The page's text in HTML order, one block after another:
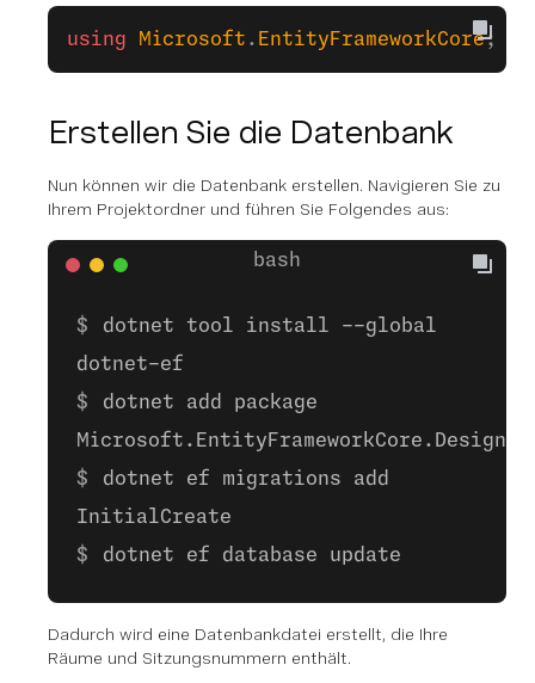
using Microsoft . EntityFrameworkCore;
Erstellen Sie die Datenbank
Nun können wir die Datenbank erstellen. Navigieren Sie zu
Ihrem Projektordner und führen Sie Folgendes aus:
dotnet tool install --global
dotnet-ef
dotnet add package
Microsoft.EntityFrameworkCore.Design
dotnet ef migrations add
InitialCreate
dotnet ef database update
Dadurch wird eine Datenbankdatei erstellt, die Ihre
Räume und Sitzungsnummern enthält.